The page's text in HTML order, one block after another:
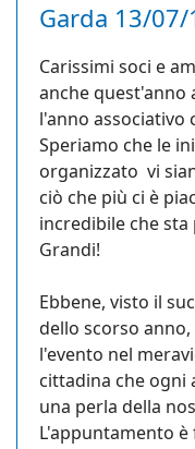
Garda 13/07/
Carissimi soci e
anche quest'anno
l'anno associativo
Speriamo che le
organizzato vi
ciò che più ci è
incredibile che
Grandi!
Ebbene, visto il
dello scorso
l'evento nel
cittadina che ogni
una perla della
L'appuntamento è